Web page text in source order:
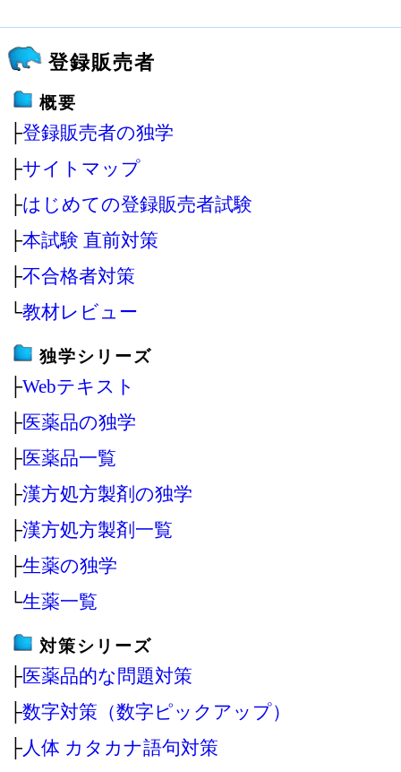
登録販売者
概要
├登録販売者の独学
├サイトマップ
├はじめての登録販売者試験
├本試験 直前対策
├不合格者対策
└教材レビュー
独学シリーズ
├Webテキスト
├医薬品の独学
├医薬品一覧
├漢方処方製剤の独学
├漢方処方製剤一覧
├生薬の独学
└生薬一覧
対策シリーズ
├医薬品的な問題対策
├数字対策（数字ピックアップ）
├人体 カタカナ語句対策